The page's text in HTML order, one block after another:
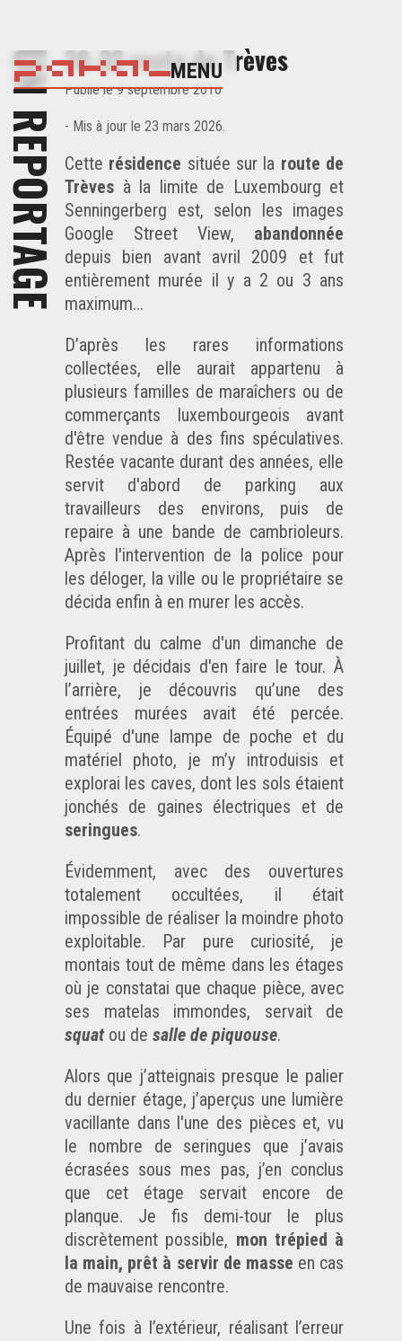
MENU
UN REPORTAGE30-32 route de Trèves
Publiéle 9 septembre 2016
- Mis à jour le 23 mars 2026.
Cette résidence située sur la route de
Trèves à la limite de Luxembourg et
Senningerberg est, selon les images
Google Street View, abandonnée
depuis bien avant avril 2009 et fut
entièrement murée il y a 2 ou 3 ans
maximum...
D’après les rares informations
collectées, elle aurait appartenu à
plusieurs familles de maraîchers ou de
commerçants luxembourgeois avant
d'être vendue à des fins spéculatives.
Restée vacante durant des années, elle
servit d'abord de parking aux
travailleurs des environs, puis de
repaire à une bande de cambrioleurs.
Après l'intervention de la police pour
les déloger, la ville ou le propriétaire se
décida enfin à en murer les accès.
Profitant du calme d'un dimanche de
juillet, je décidais d'en faire le tour. À
l’arrière, je découvris qu’une des
entrées murées avait été percée.
Équipé d'une lampe de poche et du
matériel photo, je m’y introduisis et
explorai les caves, dont les sols étaient
jonchés de gaines électriques et de
seringues.
Évidemment, avec des ouvertures
totalement occultées, il était
impossible de réaliser la moindre photo
exploitable. Par pure curiosité, je
montais tout de même dans les étages
où je constatai que chaque pièce, avec
ses matelas immondes, servait de
squatou de salle de piquouse.
Alors que j’atteignais presque le palier
du dernier étage, j’aperçus une lumière
vacillante dans l'une des pièces et, vu
le nombre de seringues que j’avais
écrasées sous mes pas, j’en conclus
que cet étage servait encore de
planque. Je fis demi-tour le plus
discrètement possible, mon trépied à
la main, prêt à servir de masse en cas
de mauvaise rencontre.
Une fois à l’extérieur, réalisant l’erreur